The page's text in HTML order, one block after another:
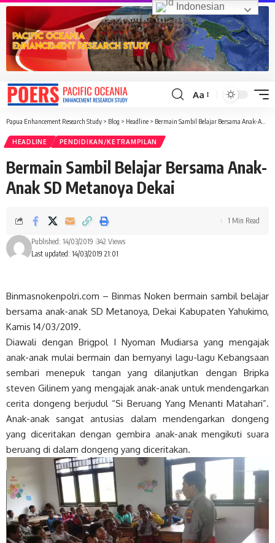
Font
Resizer
Aa
Papua Enhancement Research Study > Blog > Headline > Bermain Sambil Belajar Bersama Anak-Anak SD Metanoya Dekai
HEADLINE PENDIDIKAN/KETRAMPILAN
Bermain Sambil Belajar Bersama Anak-
Anak SD Metanoya Dekai
Last updated: 14/03/2019 21:01
Published: 14/03/2019 342 Views
1 Min Read
Binmasnokenpolri.com – Binmas Noken bermain sambil belajar
bersama anak-anak SD Metanoya, Dekai Kabupaten Yahukimo,
Kamis 14/03/2019.
Diawali dengan Brigpol I Nyoman Mudiarsa yang mengajak
anak-anak mulai bermain dan bernyanyi lagu-lagu Kebangsaan
sembari menepuk tangan yang dilanjutkan dengan Bripka
steven Gilinem yang mengajak anak-anak untuk mendengarkan
cerita dongeng berjudul “Si Beruang Yang Menanti Matahari”.
Anak-anak sangat antusias dalam mendengarkan dongeng
yang diceritakan dengan gembira anak-anak mengikuti suara
beruang di dalam dongeng yang diceritakan.
Indonesian